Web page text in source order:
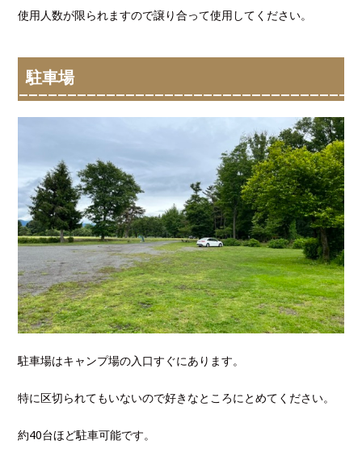
使用人数が限られますので譲り合って使用してください。
駐車場
駐車場はキャンプ場の入口すぐにあります。
特に区切られてもいないので好きなところにとめてください。
約40台ほど駐車可能です。